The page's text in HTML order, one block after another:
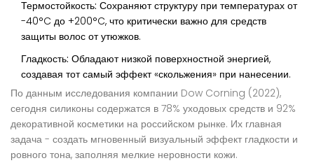
Термостойкость: Сохраняют структуру при температурах от
-40°C до +200°C, что критически важно для средств
защиты волос от утюжков.
Гладкость: Обладают низкой поверхностной энергией,
создавая тот самый эффект «скольжения» при нанесении.
По данным исследования компании Dow Corning (2022),
сегодня силиконы содержатся в 78% уходовых средств и 92%
декоративной косметики на российском рынке. Их главная
задача - создать мгновенный визуальный эффект гладкости и
ровного тона, заполняя мелкие неровности кожи.